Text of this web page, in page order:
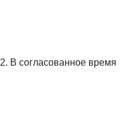
2. В согласованное время